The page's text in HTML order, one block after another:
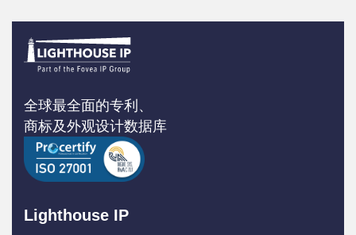
全球最全面的专利、
商标及外观设计数据库
Lighthouse IP